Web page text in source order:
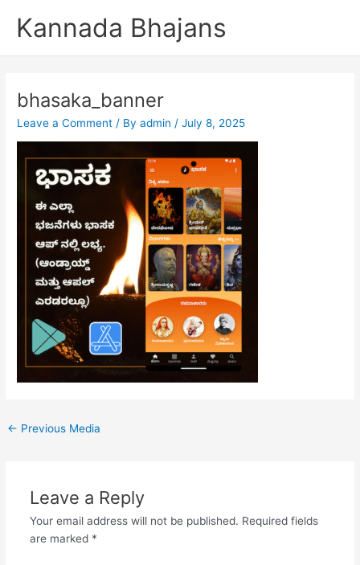
Kannada Bhajans
bhasaka_banner
Leave a Comment / Byadmin /July 8, 2025
← Previous Media
Leave a Reply
Your email address will not be published. Required fields
are marked *